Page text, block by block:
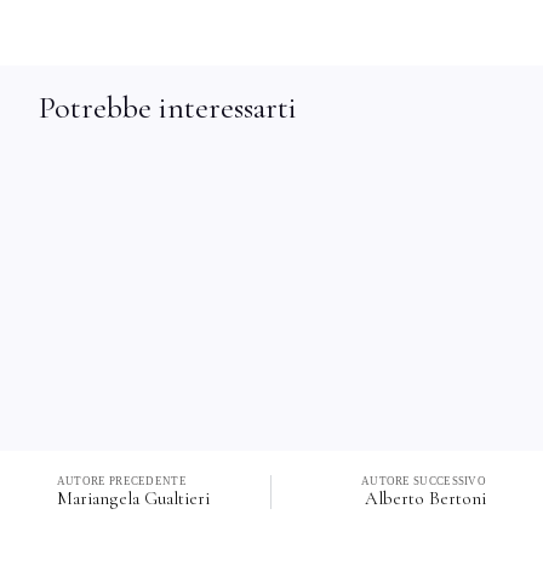
Potrebbe interessarti
AUTORE PRECEDENTE
Mariangela Gualtieri
AUTORE SUCCESSIVO
Alberto Bertoni